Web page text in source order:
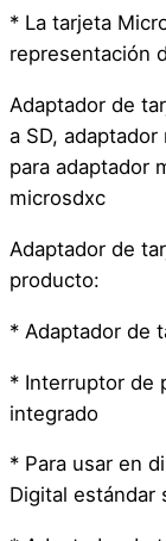
t
a
e
l
o
c
d
a
d
M
i
o
* La tarjeta
representación
Adaptador de
a SD,
para adaptador
microsdxc
Adaptador de
producto:
* Adaptador de
* Interruptor de
integrado
* Para usar en
Digital estándar